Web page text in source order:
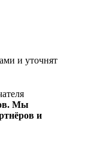
и уточнят
Мы
и